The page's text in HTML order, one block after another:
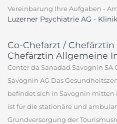
Vereinbarung Ihre Aufgaben -
Luzerner Psychiatrie AG -
Co-Chefarzt /
Chefärztin Allgemeine
Center da Sanadad Savognin
Savognin AG Das
befindet sich in Savognin
ist für die stationäre und
Grundversorgung der